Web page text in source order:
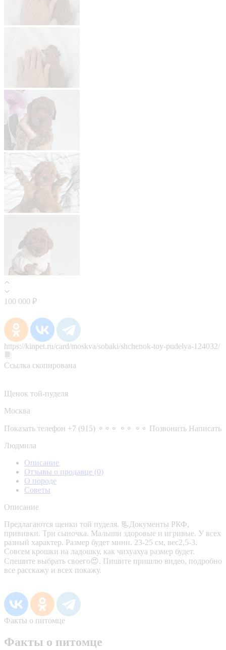
100 000 ₽
https://kinpet.ru/card/moskva/sobaki/shchenok-toy-pudelya-124032/
Ссылка скопирована
Щенок той-пуделя
Москва
Показать телефон +7 (915) ⚬⚬⚬ ⚬⚬ ⚬⚬ Позвонить Написать
Людмила
Описание
Отзывы о продавце (0)
О породе
Советы
Описание
Предлагаются щенки той пуделя. 📃Документы РКФ,
прививки. Три сыночка. Малыши здоровые и игривые. У всех
разный характер. Размер будет мини. 23-25 см, вес2,5-3.
Совсем крошки на ладошку, как чихуахуа размер будет.
Спешите выбрать своего😍. Пишите пришлю видео, подробно
все расскажу и всех покажу.
Факты о питомце
Факты о питомце